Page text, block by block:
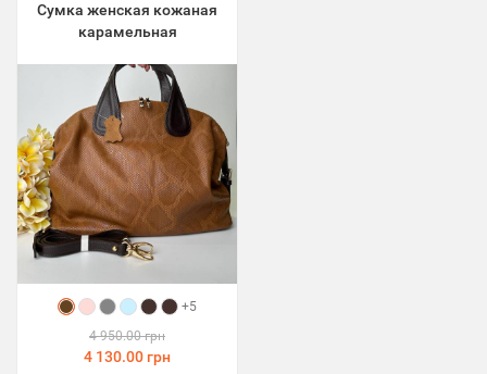
Сумка женская кожаная
карамельная
+5
4 950.00 грн
4 130.00 грн